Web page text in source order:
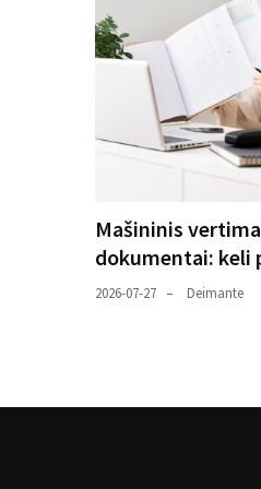
Mašininis
dokumentai: keli
2026-07-27 Deimante